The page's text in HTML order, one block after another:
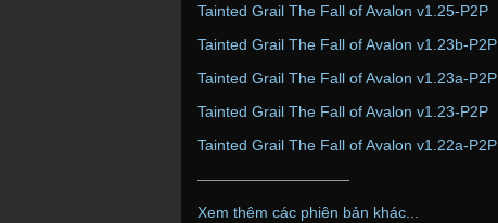
Tainted Grail The Fall of Avalon v1.25-P2P
Tainted Grail The Fall of Avalon v1.23b-P2P
Tainted Grail The Fall of Avalon v1.23a-P2P
Tainted Grail The Fall of Avalon v1.23-P2P
Tainted Grail The Fall of Avalon v1.22a-P2P
——————————
Xem thêm các phiên bản khác...